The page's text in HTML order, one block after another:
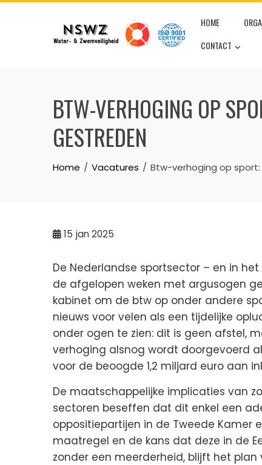
Skip
HOME
CONTACT
BTW-VERHOGING OP
GESTREDEN
Home Vacatures Btw-verhoging op
15 jan 2025
De Nederlandse sportsector – en in
de afgelopen weken met argusogen
kabinet om de btw op onder andere
nieuws voor velen als een tijdelijke
onder ogen te zien: dit is geen afstel,
verhoging alsnog wordt doorgevoerd
voor de beoogde 1,2 miljard euro aan
De maatschappelijke implicaties van
sectoren beseffen dat dit enkel een
oppositiepartijen in de Tweede Kamer
maatregel en de kans dat deze in de
zonder een meerderheid, blijft het